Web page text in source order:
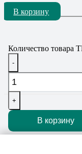
Количество
-
+
В корзину
В корзину